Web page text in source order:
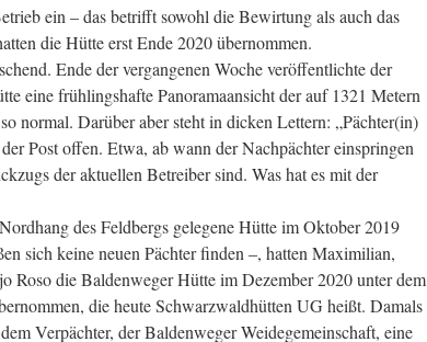
ein – das betrifft sowohl die Bewirtung als auch das
die Hütte erst Ende 2020 übernommen.
Ende der vergangenen Woche veröffentlichte der
eine frühlingshafte Panoramaansicht der auf 1321 Metern
normal. Darüber aber steht in dicken Lettern: „Pächter(in)
Post offen. Etwa, ab wann der Nachpächter einspringen
der aktuellen Betreiber sind. Was hat es mit der
des Feldbergs gelegene Hütte im Oktober 2019
sich keine neuen Pächter finden –, hatten Maximilian,
Roso die Baldenweger Hütte im Dezember 2020 unter dem
die heute Schwarzwaldhütten UG heißt. Damals
Verpächter, der Baldenweger Weidegemeinschaft, eine